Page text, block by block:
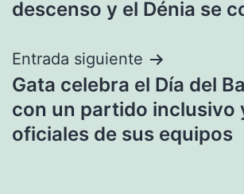
entradas
descenso y el Dénia se
Entrada siguiente
Gata celebra el Día del
con un partido inclusivo
oficiales de sus equipos